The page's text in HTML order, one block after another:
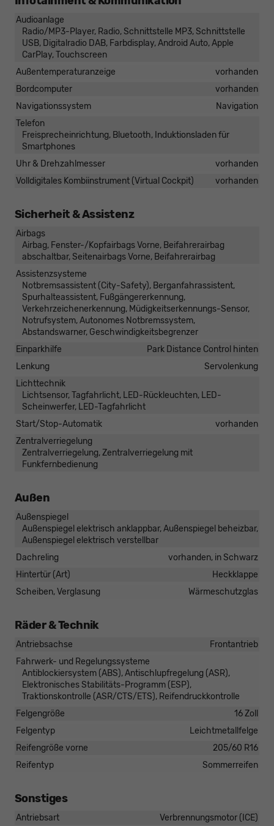
Audioanlage
Radio/MP3-Player, Radio, Schnittstelle MP3, Schnittstelle
USB, Digitalradio DAB, Farbdisplay, Android Auto, Apple
CarPlay, Touchscreen
Außentemperaturanzeige
vorhanden
Bordcomputer
vorhanden
Navigationssystem
Navigation
Telefon
Freisprecheinrichtung, Bluetooth, Induktionsladen für
Smartphones
Uhr & Drehzahlmesser
vorhanden
Volldigitales Kombiinstrument (Virtual Cockpit)
vorhanden
Sicherheit & Assistenz
Airbags
Airbag, Fenster-/Kopfairbags Vorne, Beifahrerairbag
abschaltbar, Seitenairbags Vorne, Beifahrerairbag
Assistenzsysteme
Notbremsassistent (City-Safety), Berganfahrassistent,
Spurhalteassistent, Fußgängererkennung,
Verkehrzeichenerkennung, Müdigkeitserkennungs-Sensor,
Notrufsystem, Autonomes Notbremssystem,
Abstandswarner, Geschwindigkeitsbegrenzer
Einparkhilfe
Park Distance Control hinten
Lenkung
Servolenkung
Lichttechnik
Lichtsensor, Tagfahrlicht, LED-Rückleuchten, LED-
Scheinwerfer, LED-Tagfahrlicht
Start/Stop-Automatik
vorhanden
Zentralverriegelung
Zentralverriegelung, Zentralverriegelung mit
Funkfernbedienung
Außen
Außenspiegel
Außenspiegel elektrisch anklappbar, Außenspiegel beheizbar,
Außenspiegel elektrisch verstellbar
Dachreling
vorhanden, in Schwarz
Hintertür (Art)
Heckklappe
Scheiben, Verglasung
Wärmeschutzglas
Räder & Technik
Antriebsachse
Frontantrieb
Fahrwerk- und Regelungssysteme
Antiblockiersystem (ABS), Antischlupfregelung (ASR),
Elektronisches Stabilitäts-Programm (ESP),
Traktionskontrolle (ASR/CTS/ETS), Reifendruckkontrolle
Felgengröße
16 Zoll
Felgentyp
Leichtmetallfelge
Reifengröße vorne
205/60 R16
Reifentyp
Sommerreifen
Sonstiges
Antriebsart
Verbrennungsmotor (ICE)